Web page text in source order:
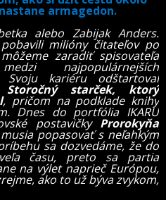
armagedon.
alebo Zabijak Anders.
milióny čitateľov po
zaradiť spisovateľa
najpopulárnejších
Svoju kariéru odštartoval
Storočný starček, ktorý
, pričom na podklade knihy
Dnes do portfólia IKARU
postavičky Prorokyňa
popasovať s neľahkým
sa dozvedáme, že do
času, preto sa partia
na výlet naprieč Európou,
ako to už býva zvykom,